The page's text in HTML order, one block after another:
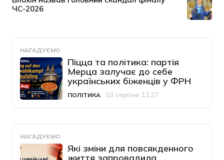
НАГАДУЄМО
Піцца та політика: партія
Мерца залучає до себе
українських біженців у ФРН
Категорія
ПОЛІТИКА
Дата публікації
03 серпня 11:27
НАГАДУЄМО
Які зміни для повсякденного